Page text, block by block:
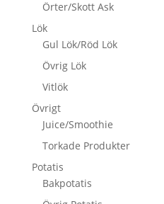
Örter/Skott Ask
Lök
Gul Lök/Röd Lök
Övrig Lök
Vitlök
Övrigt
Juice/Smoothie
Torkade Produkter
Potatis
Bakpotatis